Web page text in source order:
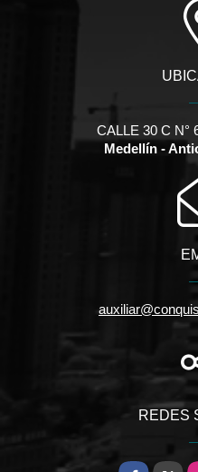
CALLE 30 C N°
Medellín -
REDES